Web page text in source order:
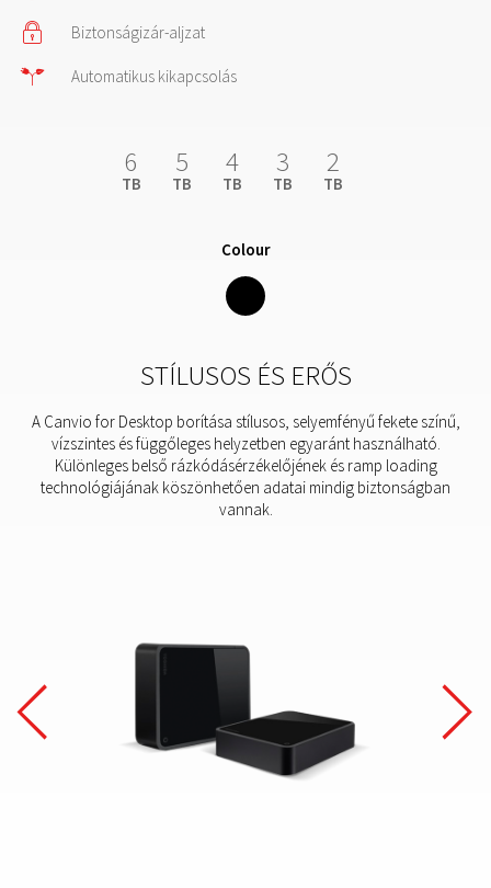
Biztonságizár-aljzat
Automatikus kikapcsolás
6
TB
5
TB
4
TB
3
TB
2
TB
Colour
STÍLUSOS ÉS ERŐS
A Canvio for Desktop borítása stílusos, selyemfényű fekete színű,
vízszintes és függőleges helyzetben egyaránt használható.
Különleges belső rázkódásérzékelőjének és ramp loading
technológiájának köszönhetően adatai mindig biztonságban
vannak.